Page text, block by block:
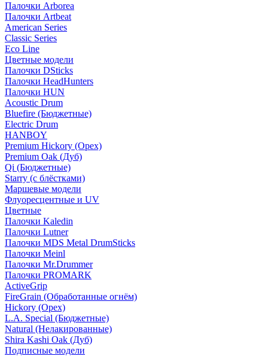
Палочки Arborea
Палочки Artbeat
American Series
Classic Series
Eco Line
Цветные модели
Палочки DSticks
Палочки HeadHunters
Палочки HUN
Acoustic Drum
Bluefire (Бюджетные)
Electric Drum
HANBOY
Premium Hickory (Орех)
Premium Oak (Дуб)
Qi (Бюджетные)
Starry (с блёстками)
Маршевые модели
Флуоресцентные и UV
Цветные
Палочки Kaledin
Палочки Lutner
Палочки MDS Metal DrumSticks
Палочки Meinl
Палочки Mr.Drummer
Палочки PROMARK
ActiveGrip
FireGrain (Обработанные огнём)
Hickory (Орех)
L.A. Special (Бюджетные)
Natural (Нелакированные)
Shira Kashi Oak (Дуб)
Подписные модели